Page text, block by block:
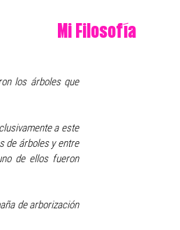
los árboles que
a este
de árboles y entre
de ellos fueron
de arborización
Mi Filosofía